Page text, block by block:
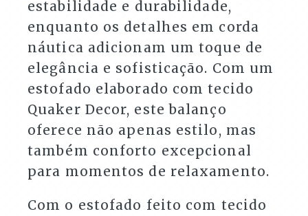
estabilidade e durabilidade,
enquanto os detalhes em corda
náutica adicionam um toque de
elegância e sofisticação. Com um
estofado elaborado com tecido
Quaker Decor, este balanço
oferece não apenas estilo, mas
também conforto excepcional
para momentos de relaxamento.
Com o estofado feito com tecido